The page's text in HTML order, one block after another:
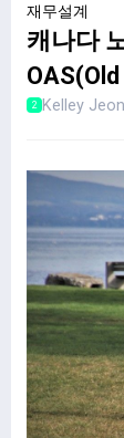
재무설계
캐나다
2 Kelley